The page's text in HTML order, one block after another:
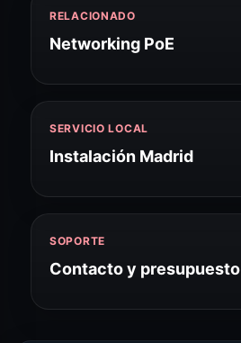
RELACIONADO
Networking PoE
SERVICIO LOCAL
Instalación Madrid
SOPORTE
Contacto y presupuesto